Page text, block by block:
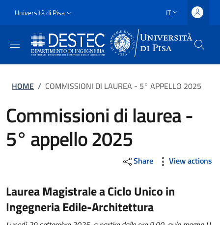
Slim
Università di Pisa SELETTORE
IT
Briciole di pane
HOME / COMMISSIONI DI LAUREA - 5° APPELLO 2025
Commissioni di laurea -
5° appello 2025
Share View actions
Laurea Magistrale a Ciclo Unico in
Ingegneria Edile-Architettura